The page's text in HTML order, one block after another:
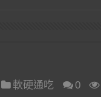
軟硬通吃 0